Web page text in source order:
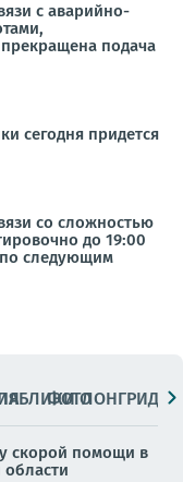
с аварийно-
подача
сегодня придется
со сложностью
до 19:00
следующим
ФОТОЛОНГРИДЫ
скорой помощи в